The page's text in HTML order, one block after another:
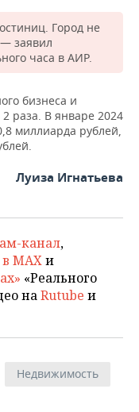
Город не
заявил
часа в АИР.
бизнеса и
2 раза. В январе 2024
миллиарда рублей,
Луиза Игнатьева
канал,
MAXи
«Реального
наRutube и
Недвижимость